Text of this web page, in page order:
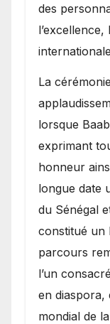
des
​La
lorsque
exprimant
honneur
longue date
du Sénégal
constitué un
parcours
l’un
en diaspora,
mondial de